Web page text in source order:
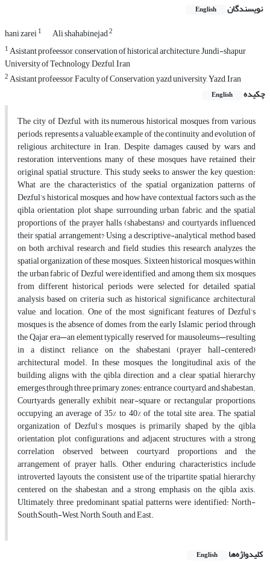
نویسندگان English
hani zarei1 Ali shahabinejad2
1Asistant profeessor, conservation of historical architecture, Jundi-shapur
University of Technology, Dezful, Iran
2Asistant profeessor, Faculty of Conservation, yazd university, Yazd, Iran
چکیده
English
The city of Dezful, with its numerous historical mosques from various
periods, represents a valuable example of the continuity and evolution of
religious architecture in Iran. Despite damages caused by wars and
restoration interventions, many of these mosques have retained their
original spatial structure. This study seeks to answer the key question:
What are the characteristics of the spatial organization patterns of
Dezful’s historical mosques, and how have contextual factors such as the
qibla orientation, plot shape, surrounding urban fabric, and the spatial
proportions of the prayer halls (shabestans) and courtyards influenced
their spatial arrangement? Using a descriptive-analytical method based
on both archival research and field studies, this research analyzes the
spatial organization of these mosques. Sixteen historical mosques within
the urban fabric of Dezful were identified, and among them, six mosques
from different historical periods were selected for detailed spatial
analysis based on criteria such as historical significance, architectural
value, and location. One of the most significant features of Dezful’s
mosques is the absence of domes from the early Islamic period through
the Qajar era—an element typically reserved for mausoleums—resulting
in a distinct reliance on the shabestani (prayer hall-centered)
architectural model. In these mosques, the longitudinal axis of the
building aligns with the qibla direction, and a clear spatial hierarchy
emerges through three primary zones: entrance, courtyard, and shabestan.
Courtyards generally exhibit near-square or rectangular proportions,
occupying an average of 35% to 40% of the total site area. The spatial
organization of Dezful’s mosques is primarily shaped by the qibla
orientation, plot configurations, and adjacent structures, with a strong
correlation observed between courtyard proportions and the
arrangement of prayer halls. Other enduring characteristics include
introverted layouts, the consistent use of the tripartite spatial hierarchy
centered on the shabestan, and a strong emphasis on the qibla axis.
Ultimately, three predominant spatial patterns were identified: North-
South,South-West, North, South, and East.
کلیدواژه‌ها English